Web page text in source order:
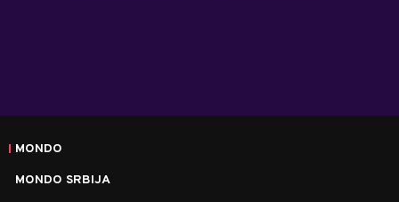
MONDO
MONDO SRBIJA